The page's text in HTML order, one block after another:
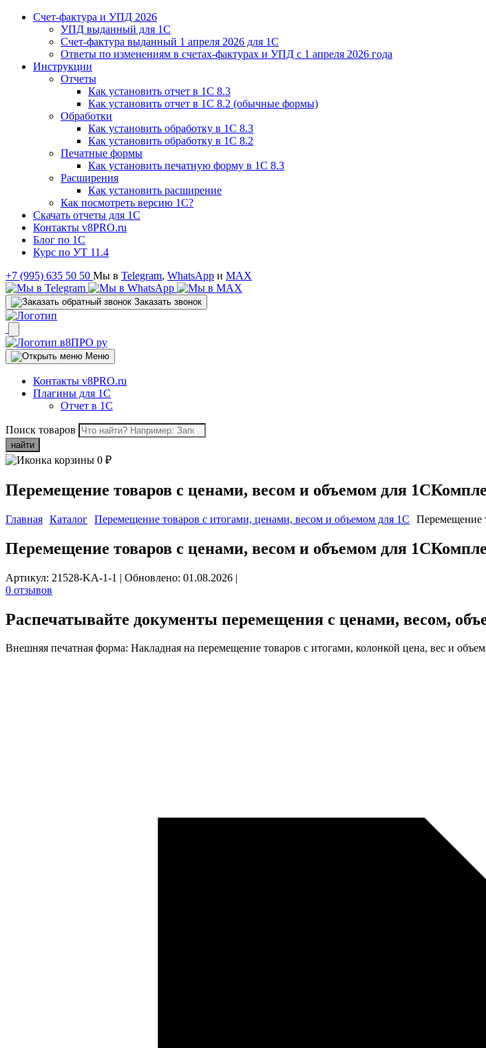
Счет-фактура и УПД 2026
УПД выданный для 1C
Счет-фактура выданный 1 апреля 2026 для 1C
Ответы по изменениям в счетах-фактурах и УПД с 1 апреля 2026 года
Инструкции
Отчеты
Как установить отчет в 1С 8.3
Как установить отчет в 1С 8.2 (обычные формы)
Обработки
Как установить обработку в 1С 8.3
Как установить обработку в 1С 8.2
Печатные формы
Как установить печатную форму в 1С 8.3
Расширения
Как установить расширение
Как посмотреть версию 1С?
Скачать отчеты для 1С
Контакты v8PRO.ru
Блог по 1С
Курс по УТ 11.4
+7 (995) 635 50 50 Мы в Telegram, WhatsApp и MAX
Заказать звонок
Меню
Контакты v8PRO.ru
Плагины для 1С
Отчет в 1С
Поиск товаров
найти
0 ₽
Перемещение товаров с ценами, весом и объемом для
Главная Каталог Перемещение товаров с итогами, ценами, весом и объемом для 1C Перемещение
Перемещение товаров с ценами, весом и объемом для
Артикул: 21528-KA-1-1 | Обновлено: 01.08.2026 |
0 отзывов
Распечатывайте документы перемещения с ценами, весом,
Внешняя печатная форма: Накладная на перемещение товаров с итогами, колонкой цена, вес и